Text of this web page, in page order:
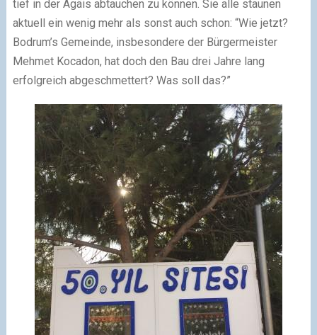
tief in der Ägäis abtauchen zu können. Sie alle staunen
aktuell ein wenig mehr als sonst auch schon: “Wie jetzt?
Bodrum’s Gemeinde, insbesondere der Bürgermeister
Mehmet Kocadon, hat doch den Bau drei Jahre lang
erfolgreich abgeschmettert? Was soll das?”